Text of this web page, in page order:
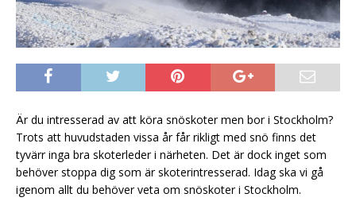
Är du intresserad av att köra snöskoter men bor i Stockholm?
Trots att huvudstaden vissa år får rikligt med snö finns det
tyvärr inga bra skoterleder i närheten. Det är dock inget som
behöver stoppa dig som är skoterintresserad. Idag ska vi gå
igenom allt du behöver veta om snöskoter i Stockholm.